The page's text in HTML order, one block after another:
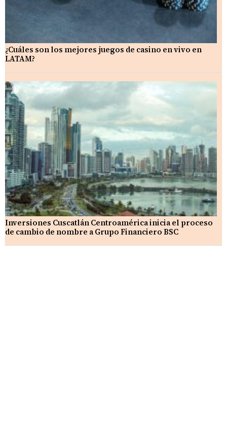
¿Cuáles son los mejores juegos de casino en vivo en
LATAM?
Inversiones Cuscatlán Centroamérica inicia el proceso
de cambio de nombre a Grupo Financiero BSC